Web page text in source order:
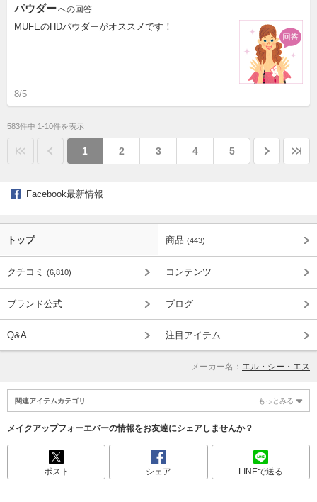
パウダーへの回答
MUFEのHDパウダーがオススメです！
8/5
583件中 1-10件を表示
1 2 3 4 5
Facebook最新情報
トップ 商品 (443)
クチコミ (6,810) コンテンツ
ブランド公式 ブログ
Q&A 注目アイテム
メーカー名： エル・シー・エス
関連アイテムカテゴリ もっとみる
メイクアップフォーエバーの情報をお友達にシェアしませんか？
ポスト シェア LINEで送る